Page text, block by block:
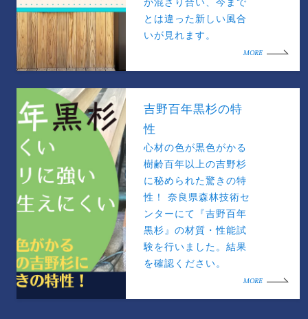
とは違った新しい風合
いが見れます。
MORE
吉野百年黒杉の特
性
心材の色が黒色がかる
樹齢百年以上の吉野杉
に秘められた驚きの特
性！ 奈良県森林技術セ
ンターにて『吉野百年
黒杉』の材質・性能試
験を行いました。結果
を確認ください。
MORE